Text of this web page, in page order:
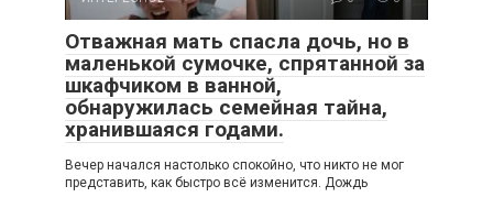
Отважная мать спасла дочь, но в
маленькой сумочке, спрятанной за
шкафчиком в ванной,
обнаружилась семейная тайна,
хранившаяся годами.
Вечер начался настолько спокойно, что никто не мог
представить, как быстро всё изменится. Дождь